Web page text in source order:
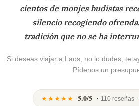
cientos de monjes budistas
silencio recogiendo
tradición que no se ha
Si deseas viajar a Laos, no lo dudes, te
Pídenos un
★★★★★ 5.0/5 · 110 reseñas